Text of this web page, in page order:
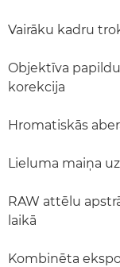
Vairāku kadru
Objektīva
korekcija
Hromatiskās
Lieluma maiņa uz
RAW attēlu
laikā
Kombinēta